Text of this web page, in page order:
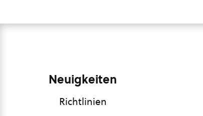
Neuigkeiten
Richtlinien